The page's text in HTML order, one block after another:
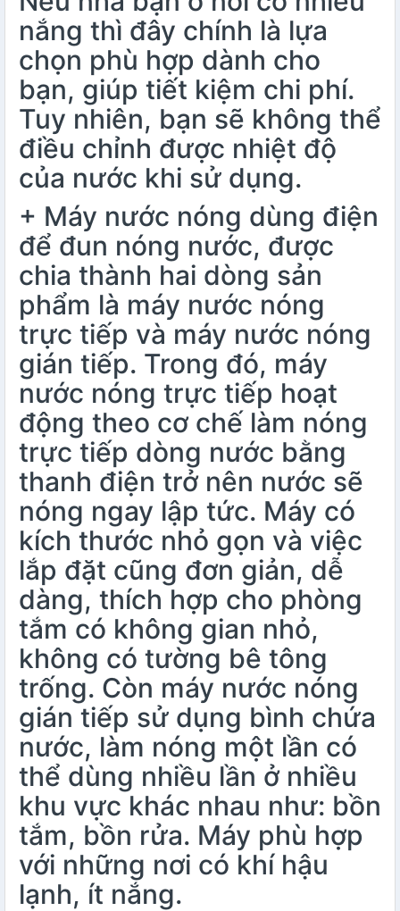
nắng thì đây chính là lựa
chọn phù hợp dành cho
bạn, giúp tiết kiệm chi phí.
Tuy nhiên, bạn sẽ không thể
điều chỉnh được nhiệt độ
của nước khi sử dụng.
+ Máy nước nóng dùng điện
để đun nóng nước, được
chia thành hai dòng sản
phẩm là máy nước nóng
trực tiếp và máy nước nóng
gián tiếp. Trong đó, máy
nước nóng trực tiếp hoạt
động theo cơ chế làm nóng
trực tiếp dòng nước bằng
thanh điện trở nên nước sẽ
nóng ngay lập tức. Máy có
kích thước nhỏ gọn và việc
lắp đặt cũng đơn giản, dễ
dàng, thích hợp cho phòng
tắm có không gian nhỏ,
không có tường bê tông
trống. Còn máy nước nóng
gián tiếp sử dụng bình chứa
nước, làm nóng một lần có
thể dùng nhiều lần ở nhiều
khu vực khác nhau như: bồn
tắm, bồn rửa. Máy phù hợp
với những nơi có khí hậu
lạnh, ít nắng.